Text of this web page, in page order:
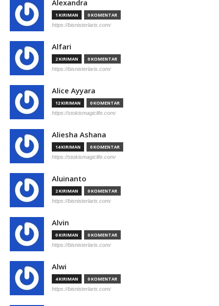
Alexandra
1 KIRIMAN 0 KOMENTAR
https://bisnisterlaris.com/
Alfari
2 KIRIMAN 0 KOMENTAR
https://bisnisterlaris.com/
Alice Ayyara
12 KIRIMAN 0 KOMENTAR
https://stokismagiclife.com/
Aliesha Ashana
14 KIRIMAN 0 KOMENTAR
https://stokismagiclife.com/
Aluinanto
2 KIRIMAN 0 KOMENTAR
https://bisnisterlaris.com/
Alvin
0 KIRIMAN 0 KOMENTAR
https://bisnisterlaris.com/
Alwi
4 KIRIMAN 0 KOMENTAR
https://bisnisterlaris.com/